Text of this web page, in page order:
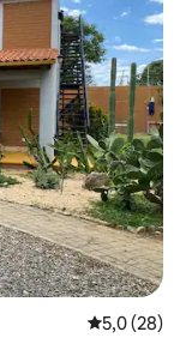
საშუალო
5,0 (28)